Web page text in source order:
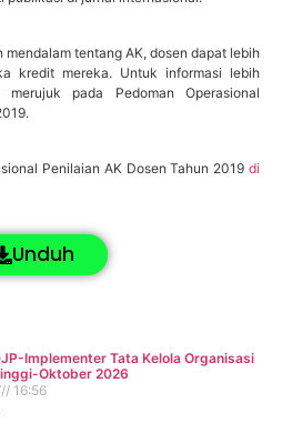
tentang AK, dosen dapat lebih
kredit mereka. Untuk informasi lebih
pada Pedoman Operasional
Penilaian AK Dosen Tahun 2019 di
Unduh
Implementer Tata Kelola Organisasi
Oktober 2026
16:56